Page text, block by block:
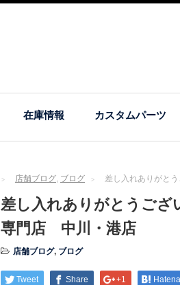
在庫情報 カスタムパーツ
店舗ブログ, ブログ 差し入れありがと
差し入れありがとうござ
専門店 中川・港店
店舗ブログ, ブログ
Tweet Share +1 Hatena